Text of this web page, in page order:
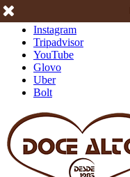
Instagram
Tripadvisor
YouTube
Glovo
Uber
Bolt